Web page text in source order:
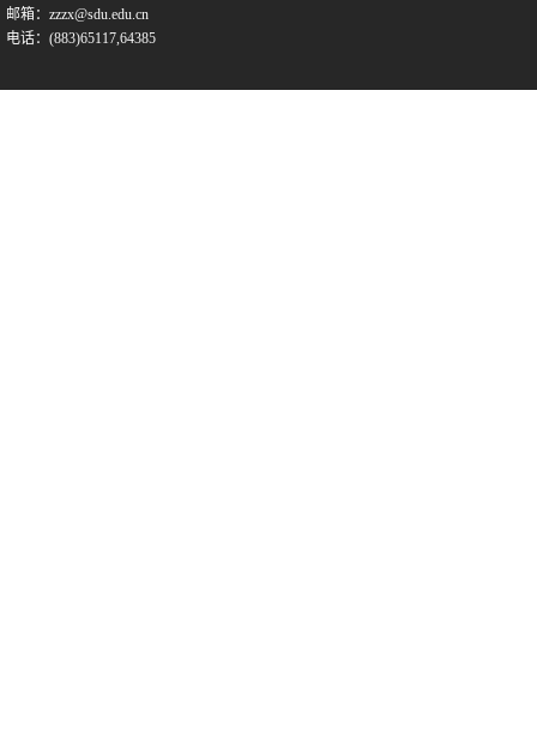
邮箱：zzzx@sdu.edu.cn
电话：(883)65117,64385